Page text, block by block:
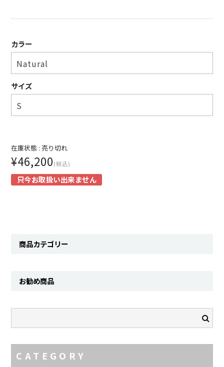
BAG & WALLET
BELT
OTHER
Contact
カラー
サイズ
在庫状態 : 売り切れ
¥46,200(税込)
只今お取扱い出来ません
商品カテゴリー
お勧め商品
CATEGORY